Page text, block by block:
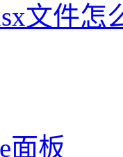
文件怎
面板